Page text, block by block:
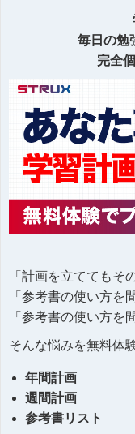
毎日の勉
完全
「計画を立ててもそ
「参考書の使い方を
「参考書の使い方を
そんな悩みを無料体
年間計画
週間計画
参考書リスト